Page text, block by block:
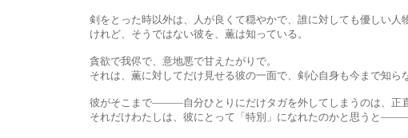
剣をとった時以外は、人が良くて穏やかで、誰に対しても優しい人物、と
けれど、そうではない彼を、薫は知っている。
貪欲で我侭で、意地悪で甘えたがりで。
それは、薫に対してだけ見せる彼の一面で、剣心自身も今まで知らなか
彼がそこまで―――自分ひとりにだけタガを外してしまうのは、正直言
それだけわたしは、彼にとって「特別」になれたのかと思うと―――実の